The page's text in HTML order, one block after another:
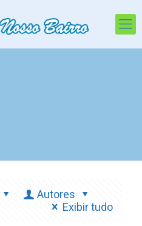
Autores
Exibir tudo